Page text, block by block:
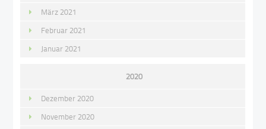
März 2021
Februar 2021
Januar 2021
2020
Dezember 2020
November 2020